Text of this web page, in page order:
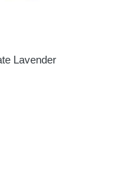
Lavender